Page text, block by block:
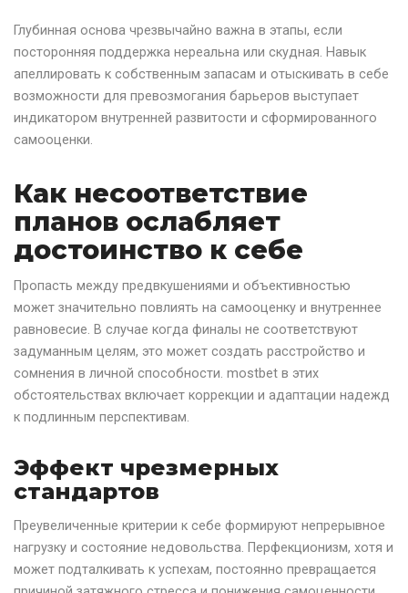
Глубинная основа чрезвычайно важна в этапы, если
посторонняя поддержка нереальна или скудная. Навык
апеллировать к собственным запасам и отыскивать в себе
возможности для превозмогания барьеров выступает
индикатором внутренней развитости и сформированного
самооценки.
Как несоответствие
планов ослабляет
достоинство к себе
Пропасть между предвкушениями и объективностью
может значительно повлиять на самооценку и внутреннее
равновесие. В случае когда финалы не соответствуют
задуманным целям, это может создать расстройство и
сомнения в личной способности. mostbet в этих
обстоятельствах включает коррекции и адаптации надежд
к подлинным перспективам.
Эффект чрезмерных
стандартов
Преувеличенные критерии к себе формируют непрерывное
нагрузку и состояние недовольства. Перфекционизм, хотя и
может подталкивать к успехам, постоянно превращается